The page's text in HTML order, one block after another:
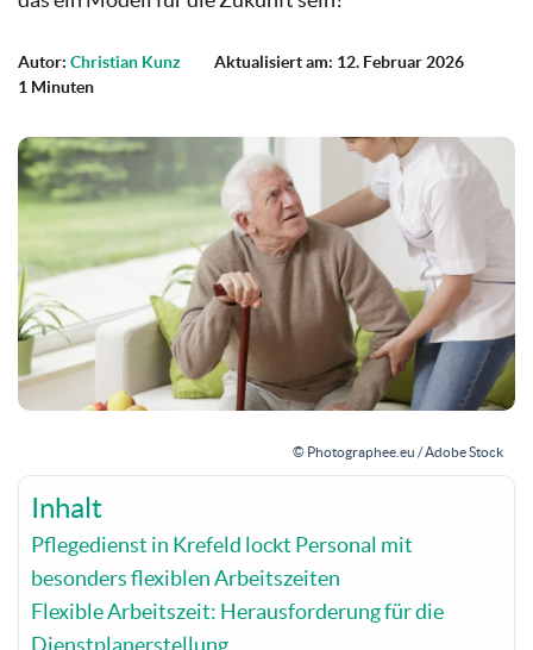
Autor: Christian Kunz
Aktualisiert am: 12. Februar 2026
1 Minuten
© Photographee.eu / Adobe Stock
Inhalt
Pflegedienst in Krefeld lockt Personal mit
besonders flexiblen Arbeitszeiten
Flexible Arbeitszeit: Herausforderung für die
Dienstplanerstellung